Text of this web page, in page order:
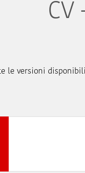
CV
le versioni